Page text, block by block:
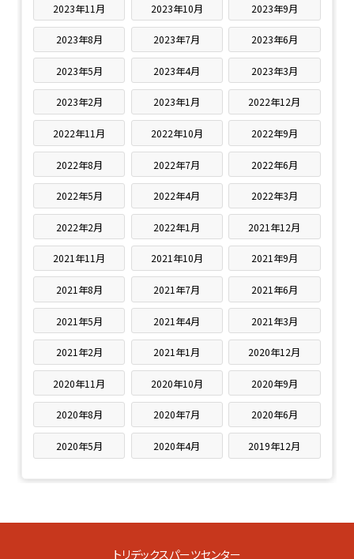
2023年11月 2023年10月 2023年9月
2023年8月 2023年7月 2023年6月
2023年5月 2023年4月 2023年3月
2023年2月 2023年1月 2022年12月
2022年11月 2022年10月 2022年9月
2022年8月 2022年7月 2022年6月
2022年5月 2022年4月 2022年3月
2022年2月 2022年1月 2021年12月
2021年11月 2021年10月 2021年9月
2021年8月 2021年7月 2021年6月
2021年5月 2021年4月 2021年3月
2021年2月 2021年1月 2020年12月
2020年11月 2020年10月 2020年9月
2020年8月 2020年7月 2020年6月
2020年5月 2020年4月 2019年12月
トリデックスパーツセンター